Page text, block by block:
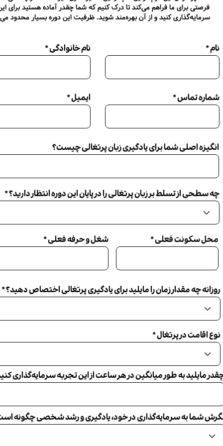
فرصتی برای ما فراهم می‌کند تا درک کنیم که شما چقدر آماده هستید برای
سرمایه‌گذاری کنید و از آن بهره‌مند شوید. ظرفیت این دوره بسیار محدود
نام خانوادگی نام
ایمیل شماره تماس
انگیزه اصلی شما برای یادگیری زبان پرتغالی چیست؟
چه سطحی از تسلط بر زبان پرتغالی را در پایان این دوره انتظار دارید؟
شغل و حرفه فعلی محل سکونت فعلی
روزانه چه مقدار زمان را مایلید برای یادگیری پرتغالی اختصاص دهید؟
نوع اقامت در پرتغال
مایلید به طور میانگین در هر ساعت از این تجربه سرمایه‌گذاری
شما به سرمایه‌گذاری در خود، یادگیری و رشد شخصی چگونه